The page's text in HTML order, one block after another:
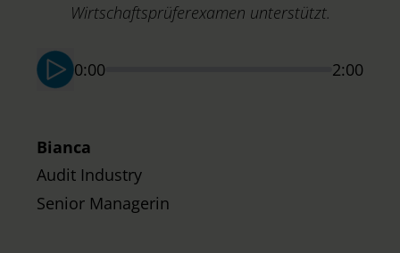
Wirtschaftsprüferexamen unterstützt.
0:00 2:00
Bianca
Audit Industry
Senior Managerin